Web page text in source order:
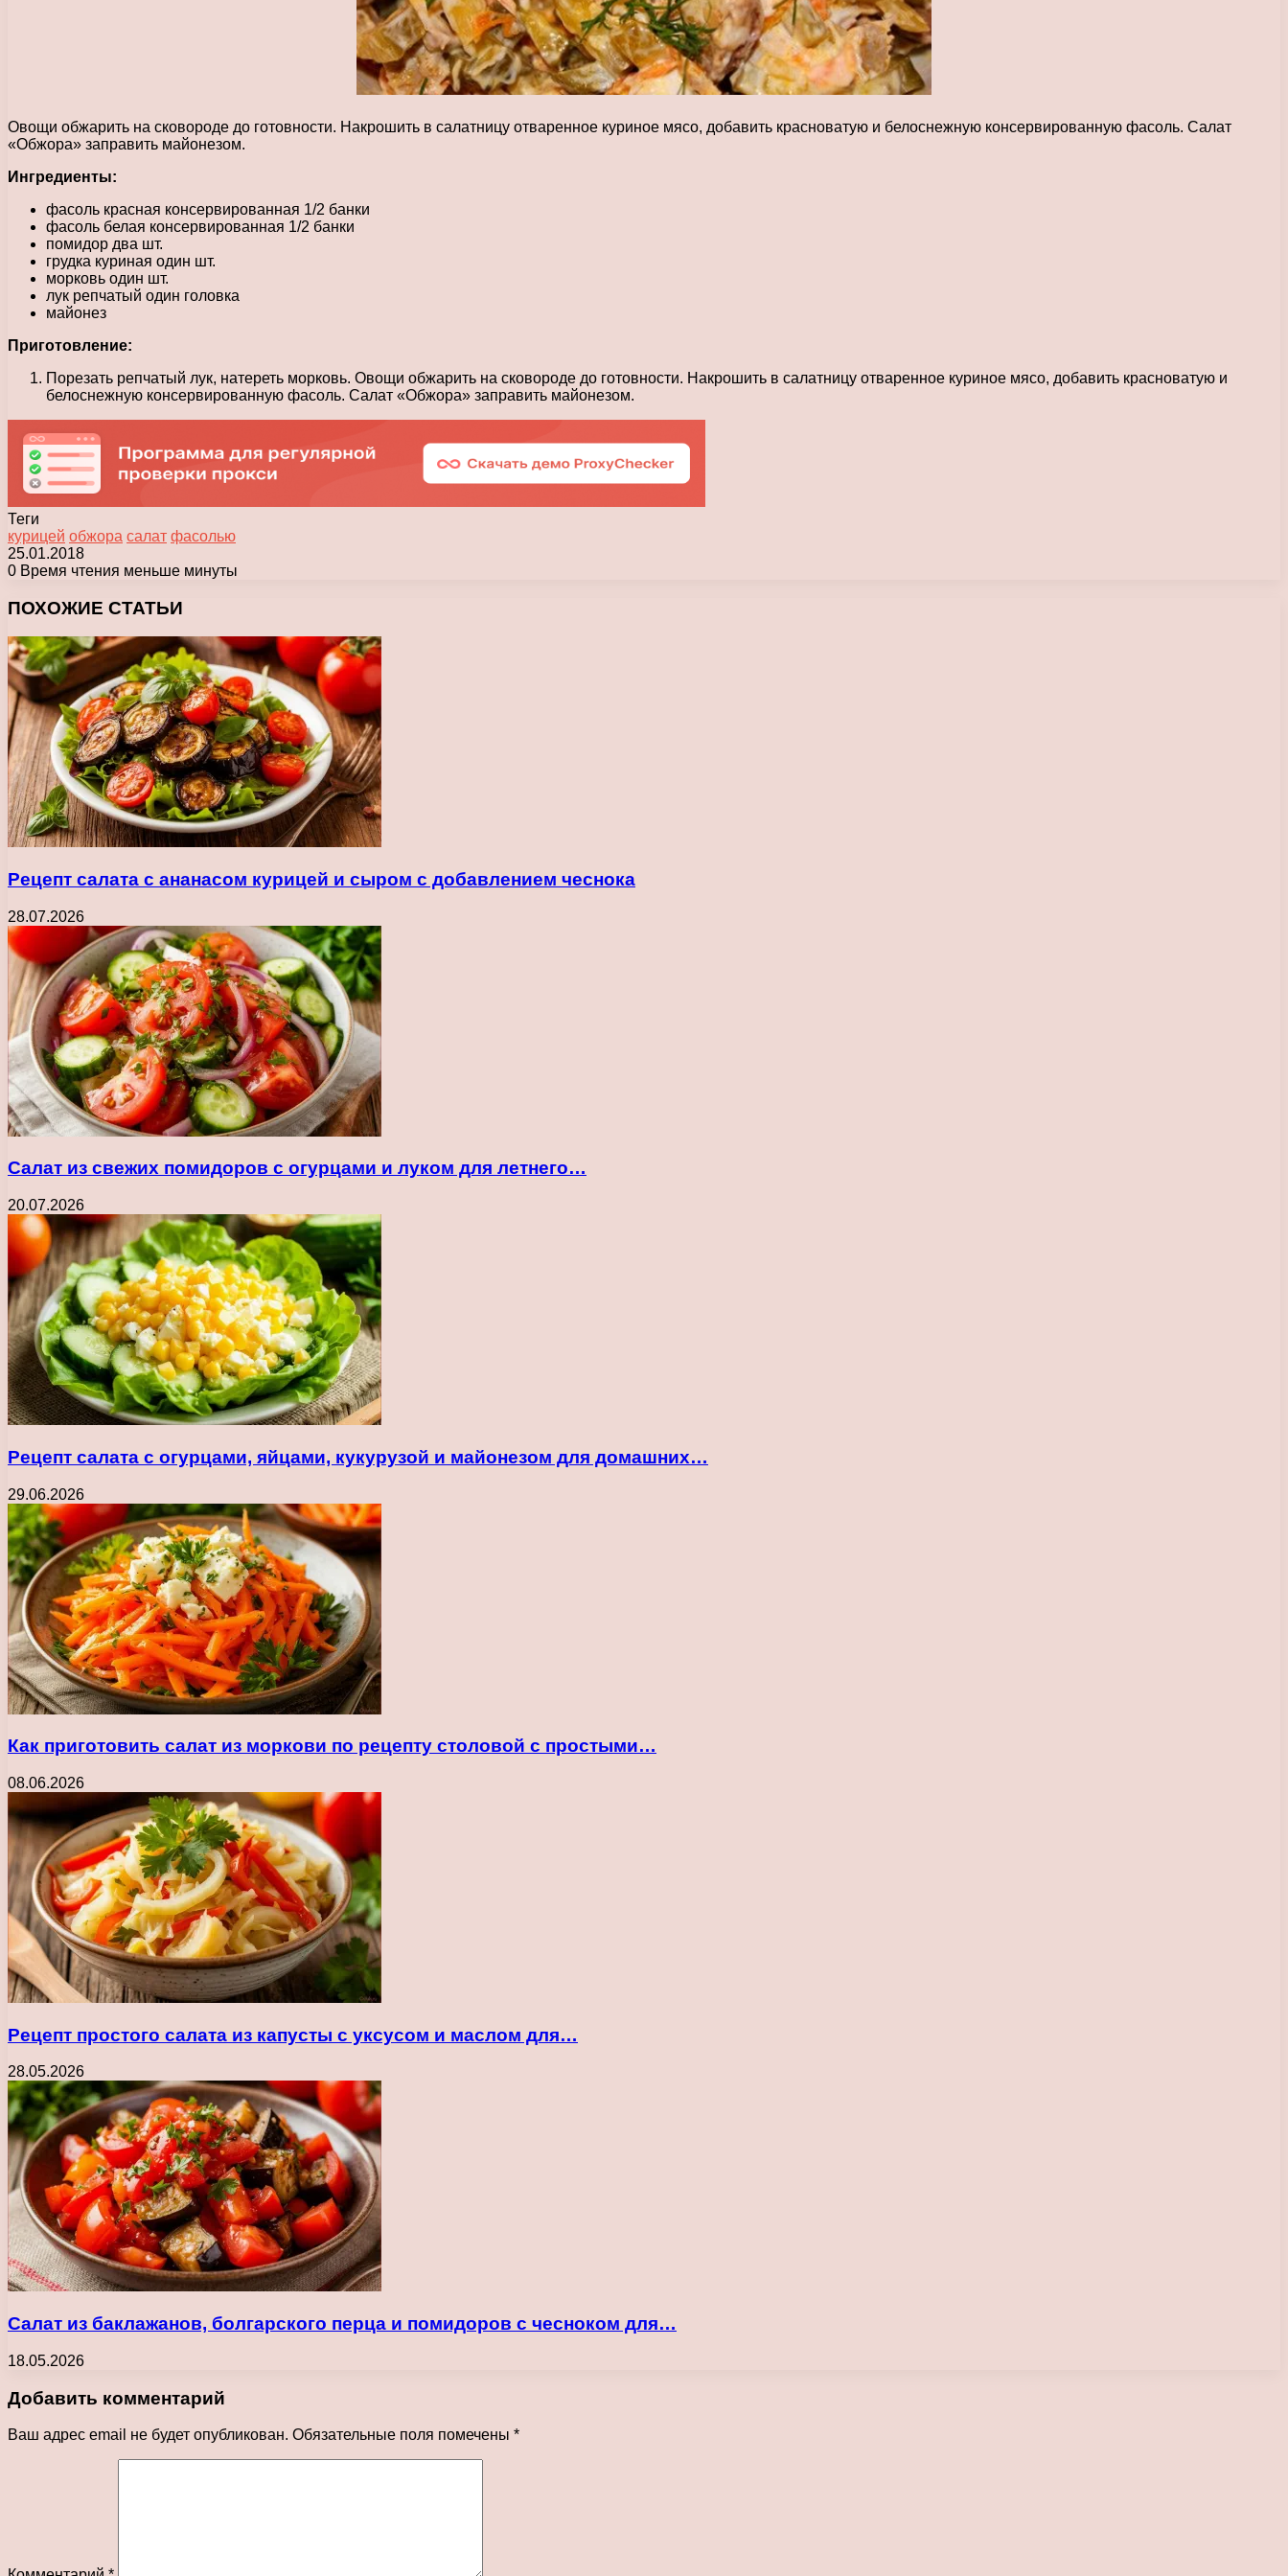
Овощи обжарить на сковороде до готовности. Накрошить в салатницу отваренное куриное мясо, добавить красноватую и белоснежную консервированную фасоль. Салат
«Обжора» заправить майонезом.
Ингредиенты:
фасоль красная консервированная 1/2 банки
фасоль белая консервированная 1/2 банки
помидор два шт.
грудка куриная один шт.
морковь один шт.
лук репчатый один головка
майонез
Приготовление:
Порезать репчатый лук, натереть морковь. Овощи обжарить на сковороде до готовности. Накрошить в салатницу отваренное куриное мясо, добавить красноватую и
белоснежную консервированную фасоль. Салат «Обжора» заправить майонезом.
Теги
курицей обжора салат фасолью
25.01.2018
0 Время чтения меньше минуты
ПОХОЖИЕ СТАТЬИ
Рецепт салата с ананасом курицей и сыром с добавлением чеснока
28.07.2026
Салат из свежих помидоров с огурцами и луком для летнего…
20.07.2026
Рецепт салата с огурцами, яйцами, кукурузой и майонезом для домашних…
29.06.2026
Как приготовить салат из моркови по рецепту столовой с простыми…
08.06.2026
Рецепт простого салата из капусты с уксусом и маслом для…
28.05.2026
Салат из баклажанов, болгарского перца и помидоров с чесноком для…
18.05.2026
Добавить комментарий
Ваш адрес email не будет опубликован. Обязательные поля помечены *